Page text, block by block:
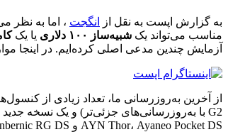
به گزارش اپست به نقل از انگجت ، اما به نظر
مناسب می‌تواند یک شبیه‌ساز ۱۰۰ دلاری یا یک
آزمایش چندین مدعی اصلی کرده‌ایم. در اینجا
از آخرین به‌روزرسانی ما، تعداد زیادی از
G2 با به‌روزرسانی‌های جزئی‌تر) و یک نسخه جدید از انتخاب
AYN Thor، Ayaneo Pocket DS و Anbernic RG DS نیز عرضه شده‌اند.